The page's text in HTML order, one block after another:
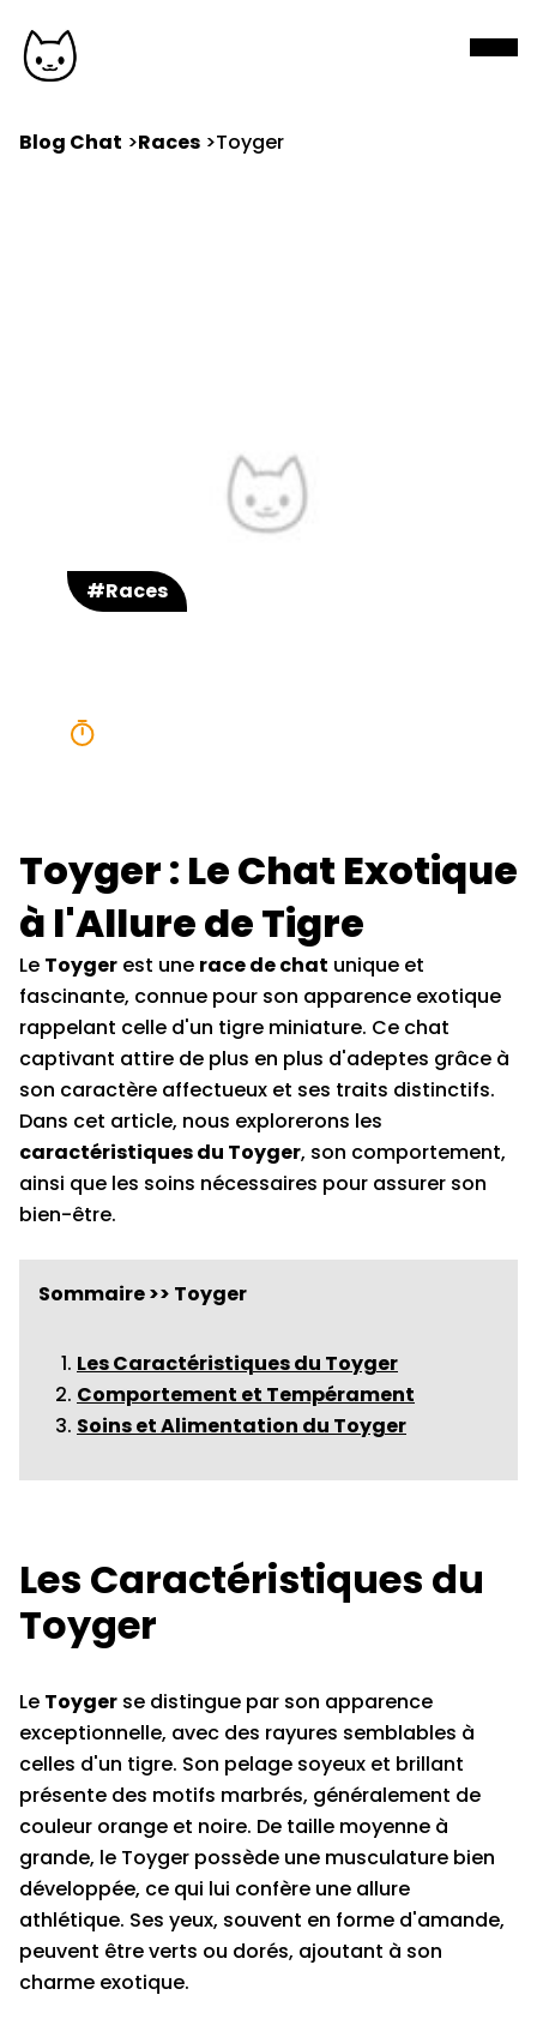
Blog Chat Races Toyger
#Races
Toyger : Le Chat Exotique
à l'Allure de Tigre
Le Toyger est une race de chat unique et
fascinante, connue pour son apparence exotique
rappelant celle d'un tigre miniature. Ce chat
captivant attire de plus en plus d'adeptes grâce à
son caractère affectueux et ses traits distinctifs.
Dans cet article, nous explorerons les
caractéristiques du Toyger, son comportement,
ainsi que les soins nécessaires pour assurer son
bien-être.
Sommaire >> Toyger
Les Caractéristiques du Toyger
Comportement et Tempérament
Soins et Alimentation du Toyger
Les Caractéristiques du
Toyger
Le Toyger se distingue par son apparence
exceptionnelle, avec des rayures semblables à
celles d'un tigre. Son pelage soyeux et brillant
présente des motifs marbrés, généralement de
couleur orange et noire. De taille moyenne à
grande, le Toyger possède une musculature bien
développée, ce qui lui confère une allure
athlétique. Ses yeux, souvent en forme d'amande,
peuvent être verts ou dorés, ajoutant à son
charme exotique.